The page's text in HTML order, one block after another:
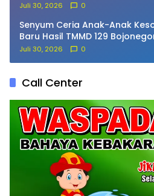
Juli 30, 2026 0
Senyum Ceria Anak-Anak
Baru Hasil TMMD 129
Juli 30, 2026 0
Call Center